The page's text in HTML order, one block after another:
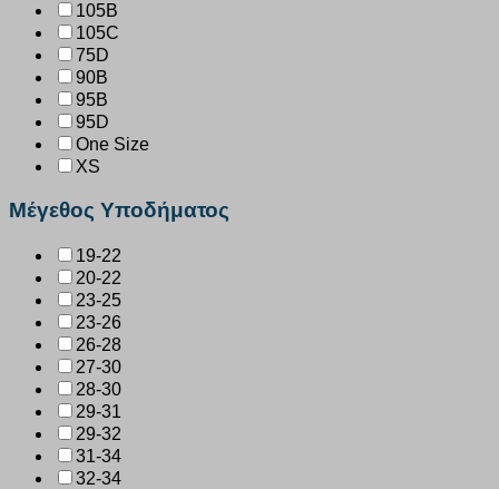
105B
105C
75D
90B
95B
95D
One Size
XS
Μέγεθος Υποδήματος
19-22
20-22
23-25
23-26
26-28
27-30
28-30
29-31
29-32
31-34
32-34